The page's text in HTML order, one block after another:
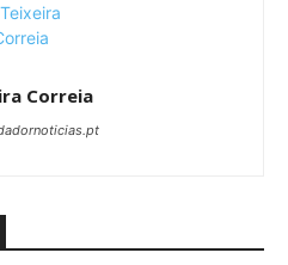
Correia